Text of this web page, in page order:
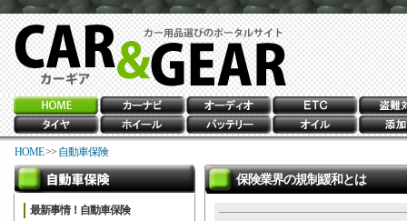
HOME>> 自動車保険
最新事情！自動車保険
保険業界の規制緩和とは